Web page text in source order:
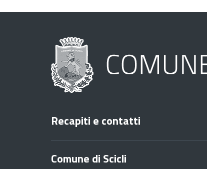
Recapiti e contatti
Comune di Scicli